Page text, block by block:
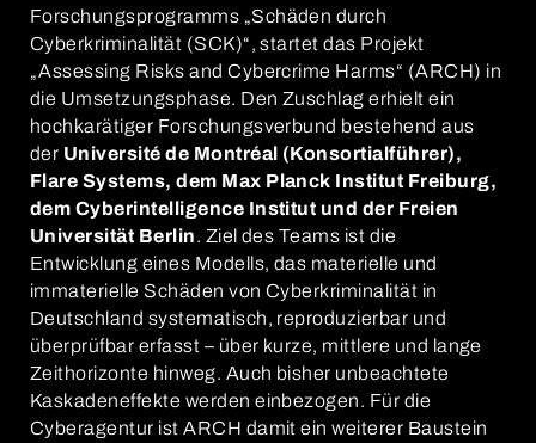
Forschungsprogramms „Schäden durch
Cyberkriminalität (SCK)“, startet das Projekt
„Assessing Risks and Cybercrime Harms“ (ARCH) in
die Umsetzungsphase. Den Zuschlag erhielt ein
hochkarätiger Forschungsverbund bestehend aus
der Université de Montréal (Konsortialführer),
Flare Systems, dem Max Planck Institut Freiburg,
dem Cyberintelligence Institut und der Freien
Universität Berlin. Ziel des Teams ist die
Entwicklung eines Modells, das materielle und
immaterielle Schäden von Cyberkriminalität in
Deutschland systematisch, reproduzierbar und
überprüfbar erfasst – über kurze, mittlere und lange
Zeithorizonte hinweg. Auch bisher unbeachtete
Kaskadeneffekte werden einbezogen. Für die
Cyberagentur ist ARCH damit ein weiterer Baustein